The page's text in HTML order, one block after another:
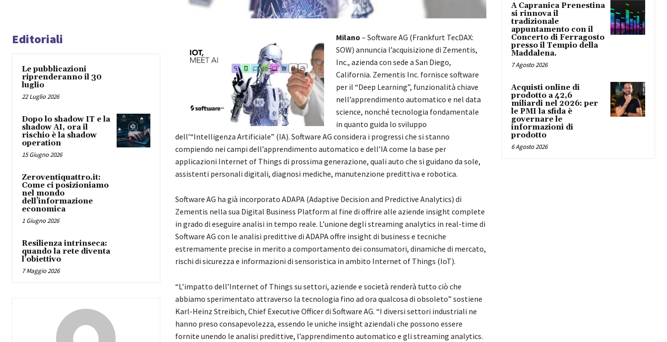
Editoriali
Le pubblicazioni
riprenderanno il 30
luglio
22 Luglio 2026
Dopo lo shadow IT e la
shadow AI, ora il
rischio è la shadow
operation
15 Giugno 2026
Zeroventiquattro.it:
Come ci posizioniamo
nel mondo
dell’informazione
economica
1 Giugno 2026
Resilienza intrinseca:
quando la rete diventa
l’obiettivo
7 Maggio 2026
Milano – Software AG (Frankfurt TecDAX:
SOW) annuncia l’acquisizione di Zementis,
Inc., azienda con sede a San Diego,
California. Zementis Inc. fornisce software
per il “Deep Learning”, funzionalità chiave
nell’apprendimento automatico e nel data
science, nonché tecnologia fondamentale
in quanto guida lo sviluppo
dell’“Intelligenza Artificiale” (IA). Software AG considera i progressi che si stanno
compiendo nei campi dell’apprendimento automatico e dell’IA come la base per
applicazioni Internet of Things di prossima generazione, quali auto che si guidano da sole,
assistenti personali digitali, diagnosi mediche, manutenzione predittiva e robotica.
Software AG ha già incorporato ADAPA (Adaptive Decision and Predictive Analytics) di
Zementis nella sua Digital Business Platform al fine di offrire alle aziende insight complete
in grado di eseguire analisi in tempo reale. L’unione degli streaming analytics in real-time di
Software AG con le analisi predittive di ADAPA offre insight di business e tecniche
estremamente precise in merito a comportamento dei consumatori, dinamiche di mercato,
rischi di sicurezza e informazioni di sensoristica in ambito Internet of Things (IoT).
“L’impatto dell’Internet of Things su settori, aziende e società renderà tutto ciò che
abbiamo sperimentato attraverso la tecnologia fino ad ora qualcosa di obsoleto” sostiene
Karl-Heinz Streibich, Chief Executive Officer di Software AG. “I diversi settori industriali ne
hanno preso consapevolezza, essendo le uniche insight aziendali che possono essere
fornite unendo le analisi predittive, l’apprendimento automatico e gli streaming analytics.
A Capranica Prenestina
si rinnova il
tradizionale
appuntamento con il
Concerto di Ferragosto
presso il Tempio della
Maddalena.
7 Agosto 2026
Acquisti online di
prodotto a 42,6
miliardi nel 2026: per
le PMI la sfida è
governare le
informazioni di
prodotto
6 Agosto 2026